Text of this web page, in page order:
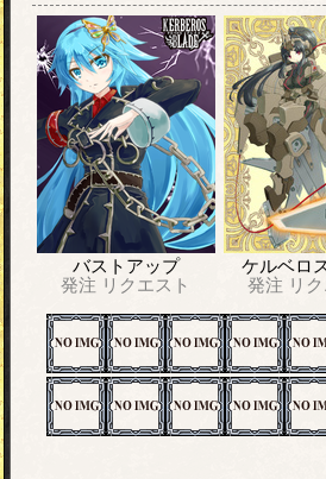
バストアップ
発注 リクエスト
ケルベロ
発注 リ